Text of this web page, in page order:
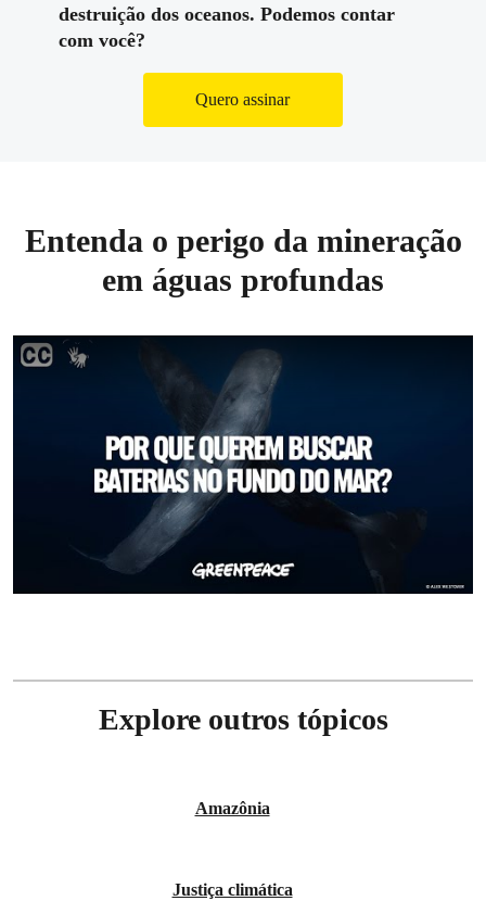
destruição dos oceanos. Podemos contar
com você?
Quero assinar
Entenda o perigo da mineração
em águas profundas
Explore outros tópicos
Amazônia
Justiça climática